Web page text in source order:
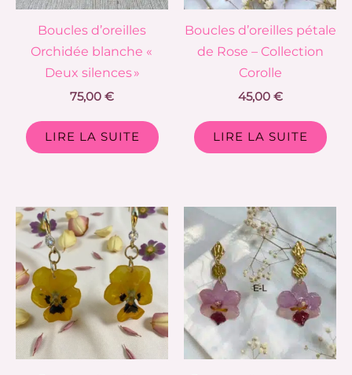
Boucles d’oreilles
Orchidée blanche «
Deux silences »
75,00 €
LIRE LA SUITE
Boucles d’oreilles pétale
de Rose – Collection
Corolle
45,00 €
LIRE LA SUITE
Ce
produit
plusieurs
variations.
Les
options
peuvent